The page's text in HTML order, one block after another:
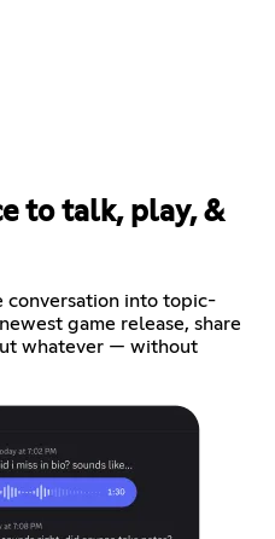
to talk, play, &
conversation into topic-
game release, share
whatever — without